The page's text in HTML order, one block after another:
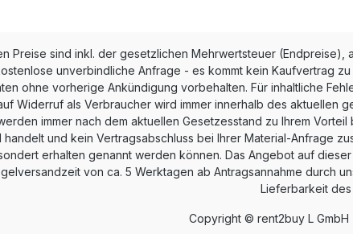
Preise sind inkl. der gesetzlichen Mehrwertsteuer (Endpreise),
unverbindliche Anfrage - es kommt kein Kaufvertrag zu
ohne vorherige Ankündigung vorbehalten. Für inhaltliche
Widerruf als Verbraucher wird immer innerhalb des aktuellen
immer nach dem aktuellen Gesetzesstand zu Ihrem
und kein Vertragsabschluss bei Ihrer Material-Anfrage
erhalten genannt werden können. Das Angebot auf
von ca. 5 Werktagen ab Antragsannahme durch
Lieferbarkeit
Copyright © rent2buy L